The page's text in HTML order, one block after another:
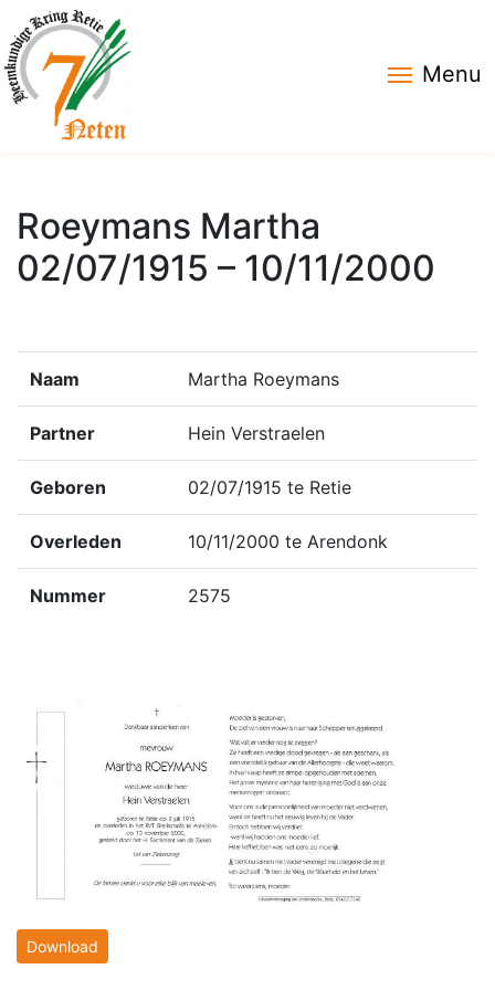
Menu
Roeymans Martha
02/07/1915 – 10/11/2000
Naam Martha Roeymans
Partner Hein Verstraelen
Geboren 02/07/1915 te Retie
Overleden 10/11/2000 te Arendonk
Nummer 2575
Download